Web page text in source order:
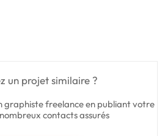
un projet similaire ?
graphiste freelance en publiant votre
contacts assurés